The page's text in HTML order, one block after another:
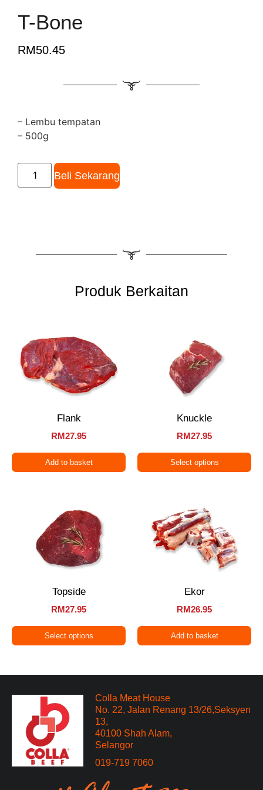
T-Bone
RM50.45
– Lembu tempatan
– 500g
Beli Sekarang
Produk Berkaitan
Flank
RM27.95
Add to basket
Knuckle
RM27.95
Select options
Topside
RM27.95
Select options
Ekor
RM26.95
Add to basket
Colla Meat House
No. 22, Jalan Renang 13/26,Seksyen
13,
40100 Shah Alam,
Selangor
019-719 7060​